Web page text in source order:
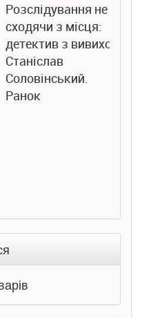
Розслідування не
сходячи з місця:
детектив з вивихом.
Станіслав
Соловінський.
Ранок